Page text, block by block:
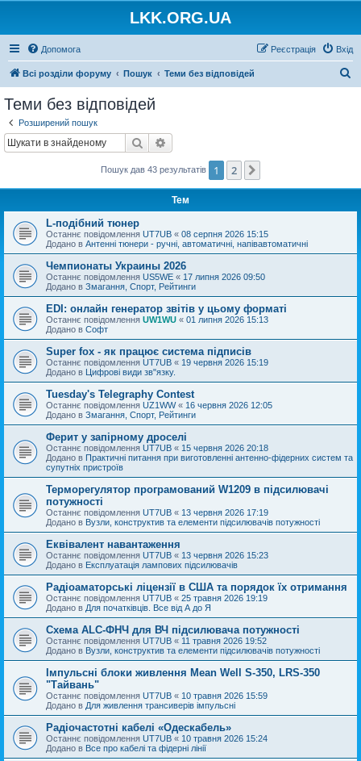
LKK.ORG.UA
Допомога Вхід
Реєстрація
Всі розділи форуму Пошук Теми без відповідей
Теми без відповідей
Розширений пошук
Пошук
Пошук дав 43 результатів 1 2
Тем
L-подібний тюнер
Останнє повідомлення UT7UB « 08 серпня 2026 15:15
Додано в Антенні тюнери - ручні, автоматичні, напівавтоматичні
Чемпионаты Украины 2026
Останнє повідомлення US5WE « 17 липня 2026 09:50
Додано в Змагання, Спорт, Рейтинги
EDI: онлайн генератор звітів у цьому форматі
Останнє повідомлення UW1WU « 01 липня 2026 15:13
Додано в Софт
Super fox - як працює система підписів
Останнє повідомлення UT7UB « 19 червня 2026 15:19
Додано в Цифрові види зв"язку.
Tuesday's Telegraphy Contest
Останнє повідомлення UZ1WW« 16 червня 2026 12:05
Додано в Змагання, Спорт, Рейтинги
Ферит у запірному дроселі
Останнє повідомлення UT7UB « 15 червня 2026 20:18
Додано в Практичні питання при виготовленні антенно-фідерних систем та
супутніх пристроїв
Терморегулятор програмований W1209 в підсилювачі
потужності
Останнє повідомлення UT7UB « 13 червня 2026 17:19
Додано в Вузли, конструктив та елементи підсилювачів потужності
Еквівалент навантаження
Останнє повідомлення UT7UB « 13 червня 2026 15:23
Додано в Експлуатація лампових підсилювачів
Радіоаматорські ліцензії в США та порядок їх отримання
Останнє повідомлення UT7UB « 25 травня 2026 19:19
Додано в Для початківців. Все від А до Я
Схема ALC-ФНЧ для ВЧ підсилювача потужності
Останнє повідомлення UT7UB « 11 травня 2026 19:52
Додано в Вузли, конструктив та елементи підсилювачів потужності
Імпульсні блоки живлення Mean Well S-350, LRS-350
"Тайвань"
Останнє повідомлення UT7UB « 10 травня 2026 15:59
Додано в Для живлення трансиверів імпульсні
Радіочастотні кабелі «Одескабель»
Останнє повідомлення UT7UB « 10 травня 2026 15:24
Додано в Все про кабелі та фідерні лінії